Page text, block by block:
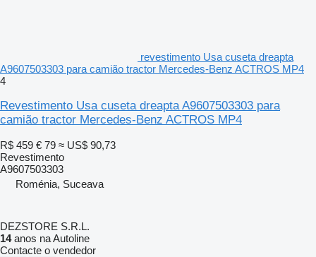
revestimento Usa cuseta dreapta
A9607503303 para camião tractor Mercedes-Benz ACTROS MP4
4
Revestimento Usa cuseta dreapta A9607503303 para
camião tractor Mercedes-Benz ACTROS MP4
R$ 459 € 79 ≈ US$ 90,73
Revestimento
A9607503303
Roménia, Suceava
DEZSTORE S.R.L.
14anos na Autoline
Contacte o vendedor